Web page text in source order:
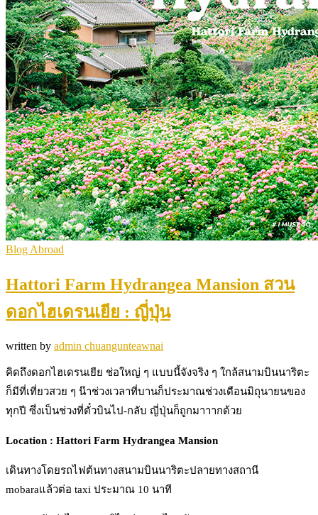
Blog Abroad
Hattori Farm Hydrangea Mansion สวน
ดอกไฮเดรนเยีย : ญี่ปุ่น
written by admin chuangunteawnai
คิดถึงดอกไฮเดรนเยีย ช่อใหญ่ ๆ แบบนี้จังจริง ๆ ใกล้สนามบินนาริตะ
ก็มีที่เที่ยวสวย ๆ น๊าช่วงเวลาที่บานก็ประมาณช่วงเดือนมิถุนายนของ
ทุกปี ซึ่งเป็นช่วงที่ตั๋วบินไป-กลับ ญี่ปุ่นก็ถูกมาาากด้วย
Location : Hattori Farm Hydrangea Mansion
เดินทางโดยรถไฟต้นทางสนามบินนาริตะปลายทางสถานี
mobaraแล้วต่อ taxi ประมาณ 10 นาที